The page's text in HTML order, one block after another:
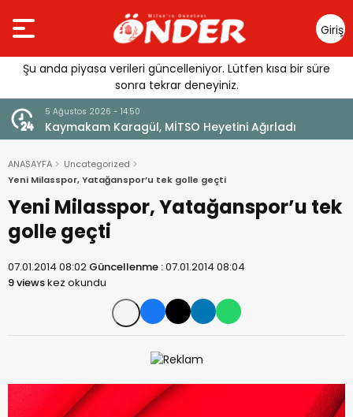
Giriş
Yap
Şu anda piyasa verileri güncelleniyor. Lütfen kısa bir süre
sonra tekrar deneyiniz.
5 Ağustos 2026 - 14:50
Kaymakam Karagül, MİTSO Heyetini Ağırladı
ANASAYFA
Uncategorized
Yeni Milasspor, Yatağanspor’u tek golle geçti
Yeni Milasspor, Yatağanspor’u tek
golle geçti
07.01.2014 08:02 Güncellenme :07.01.2014 08:04
9 viewskez okundu